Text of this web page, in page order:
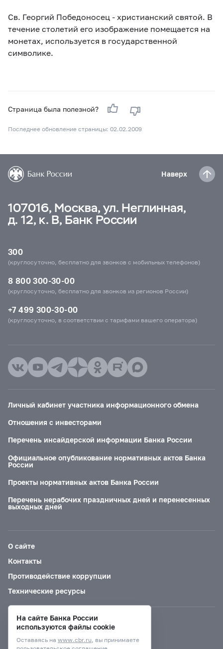
Св. Георгий Победоносец - христианский святой. В
течение столетий его изображение помещается на
монетах, используется в государственной
символике.
Страница была полезной?
Последнее обновление страницы: 02.02.2009
Наверх
107016, Москва, ул. Неглинная,
д. 12, к. В, Банк России
300
(круглосуточно, бесплатно для звонков с мобильных телефонов)
8 800 300-30-00
(круглосуточно, бесплатно для звонков из регионов России)
+7 499 300-30-00
(круглосуточно, в соответствии с тарифами вашего оператора)
Личный кабинет участника информационного обмена
Отношения с инвесторами
Перечень инсайдерской информации Банка России
Официальное опубликование нормативных актов Банка
России
Проекты нормативных актов Банка России
Перечень нерабочих праздничных дней и перенесенных
выходных дней
О сайте
Контакты
Противодействие коррупции
Технические ресурсы
Версия для слабовидящих
На сайте Банка России
используются файлы cookie
Оставаясь на www.cbr.ru, вы принимаете